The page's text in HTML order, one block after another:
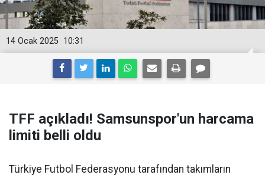
10:31
14 Ocak 2025
TFF açıkladı! Samsunspor'un harcama
limiti belli oldu
Türkiye Futbol Federasyonu tarafından takımların